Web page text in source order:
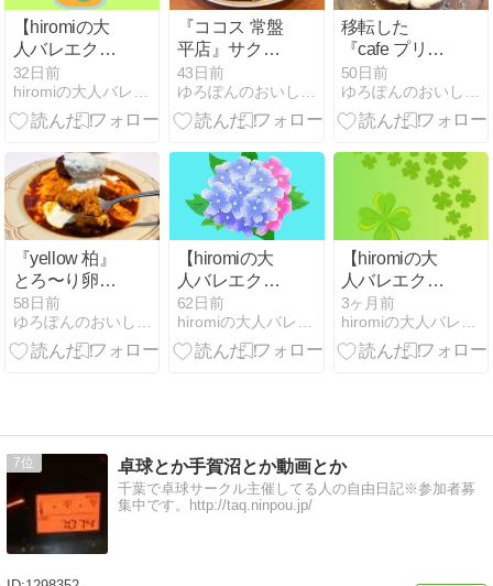
【hiromiの大
人バレエクラ
ス】2026年7
月 屋内で体を
鍛えられる 大
かがでしょ
う。 [ 大人バ
レエ 柏 ］
32日前
『ココス 常盤
平店』サクフ
ワ焼きたてワ
ッフルモーニ
ング
43日前
移転した
『cafe プリプ
リ』でケーキ
セットを味わ
う
50日前
『yellow 柏』
とろ〜り卵の
濃厚ダブルチ
ーズハンバー
グオムライス
58日前
ゆろぽんのおいしいごはん。
【hiromiの大
人バレエクラ
ス】2026年6
月 初夏、気持
ちの良い季節
レエ 柏 ］
62日前
hiromiの大人バレエクラス
【hiromiの大
人バレエクラ
ス】2026年5
月 新緑の季
節、大人バレ
3ヶ月前
hiromiの大人バレエクラス
7 卓球とか手賀沼とか動画とか
千葉で卓球サークル主催してる人の自由日記※参加者募
集中です。http://taq.ninpou.jp/